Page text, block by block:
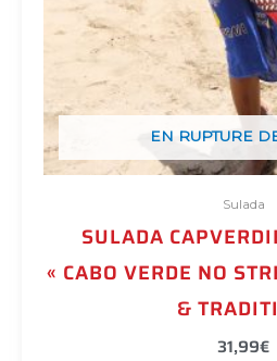
EN RUPTURE
Sulada
SULADA
« CABO VERDE NO
&
31,99€